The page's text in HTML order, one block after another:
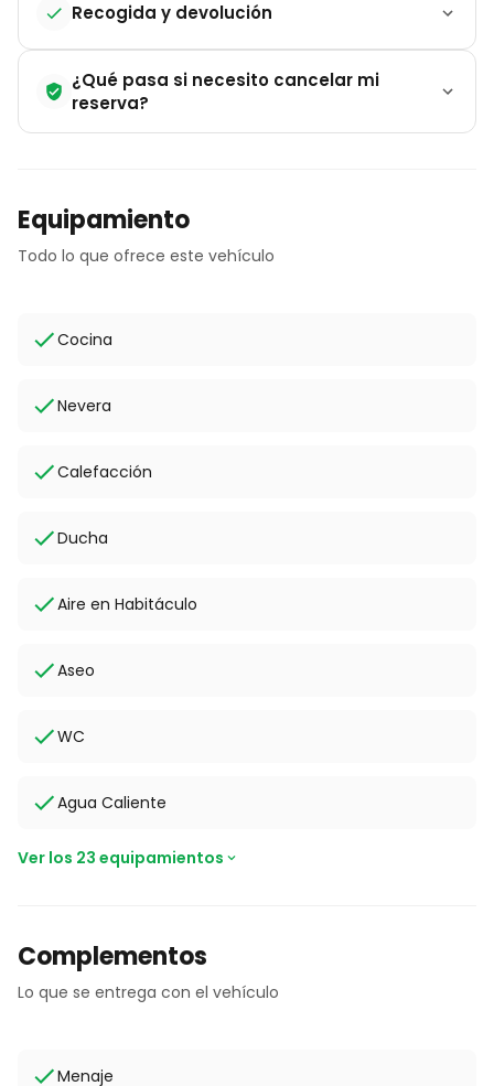
Recogida y devolución
¿Qué pasa si necesito cancelar mi
reserva?
Equipamiento
Todo lo que ofrece este vehículo
Cocina
Nevera
Calefacción
Ducha
Aire en Habitáculo
Aseo
WC
Agua Caliente
Ver los 23 equipamientos
Complementos
Lo que se entrega con el vehículo
Menaje